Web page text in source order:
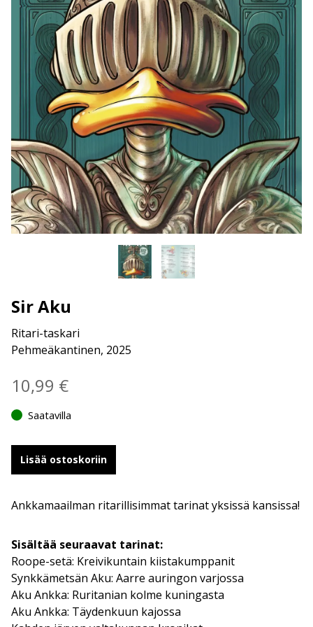
Sir Aku
Ritari-taskari
Pehmeäkantinen, 2025
10,99 €
Saatavilla
Lisää ostoskoriin
Ankkamaailman ritarillisimmat tarinat yksissä kansissa!
Sisältää seuraavat tarinat:
Roope-setä: Kreivikuntain kiistakumppanit
Synkkämetsän Aku: Aarre auringon varjossa
Aku Ankka: Ruritanian kolme kuningasta
Aku Ankka: Täydenkuun kajossa